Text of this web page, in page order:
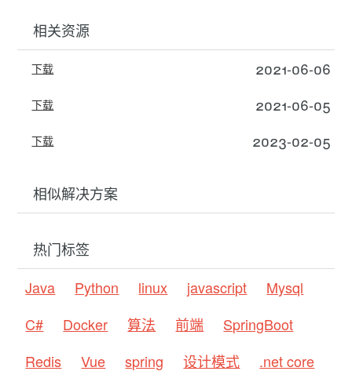
相关资源
下载 2021-06-06
下载 2021-06-05
下载 2023-02-05
相似解决方案
热门标签
Java
Python linux javascript
Mysql
C#
Docker 算法 前端
SpringBoot
Redis
Vue spring 设计模式
.net core